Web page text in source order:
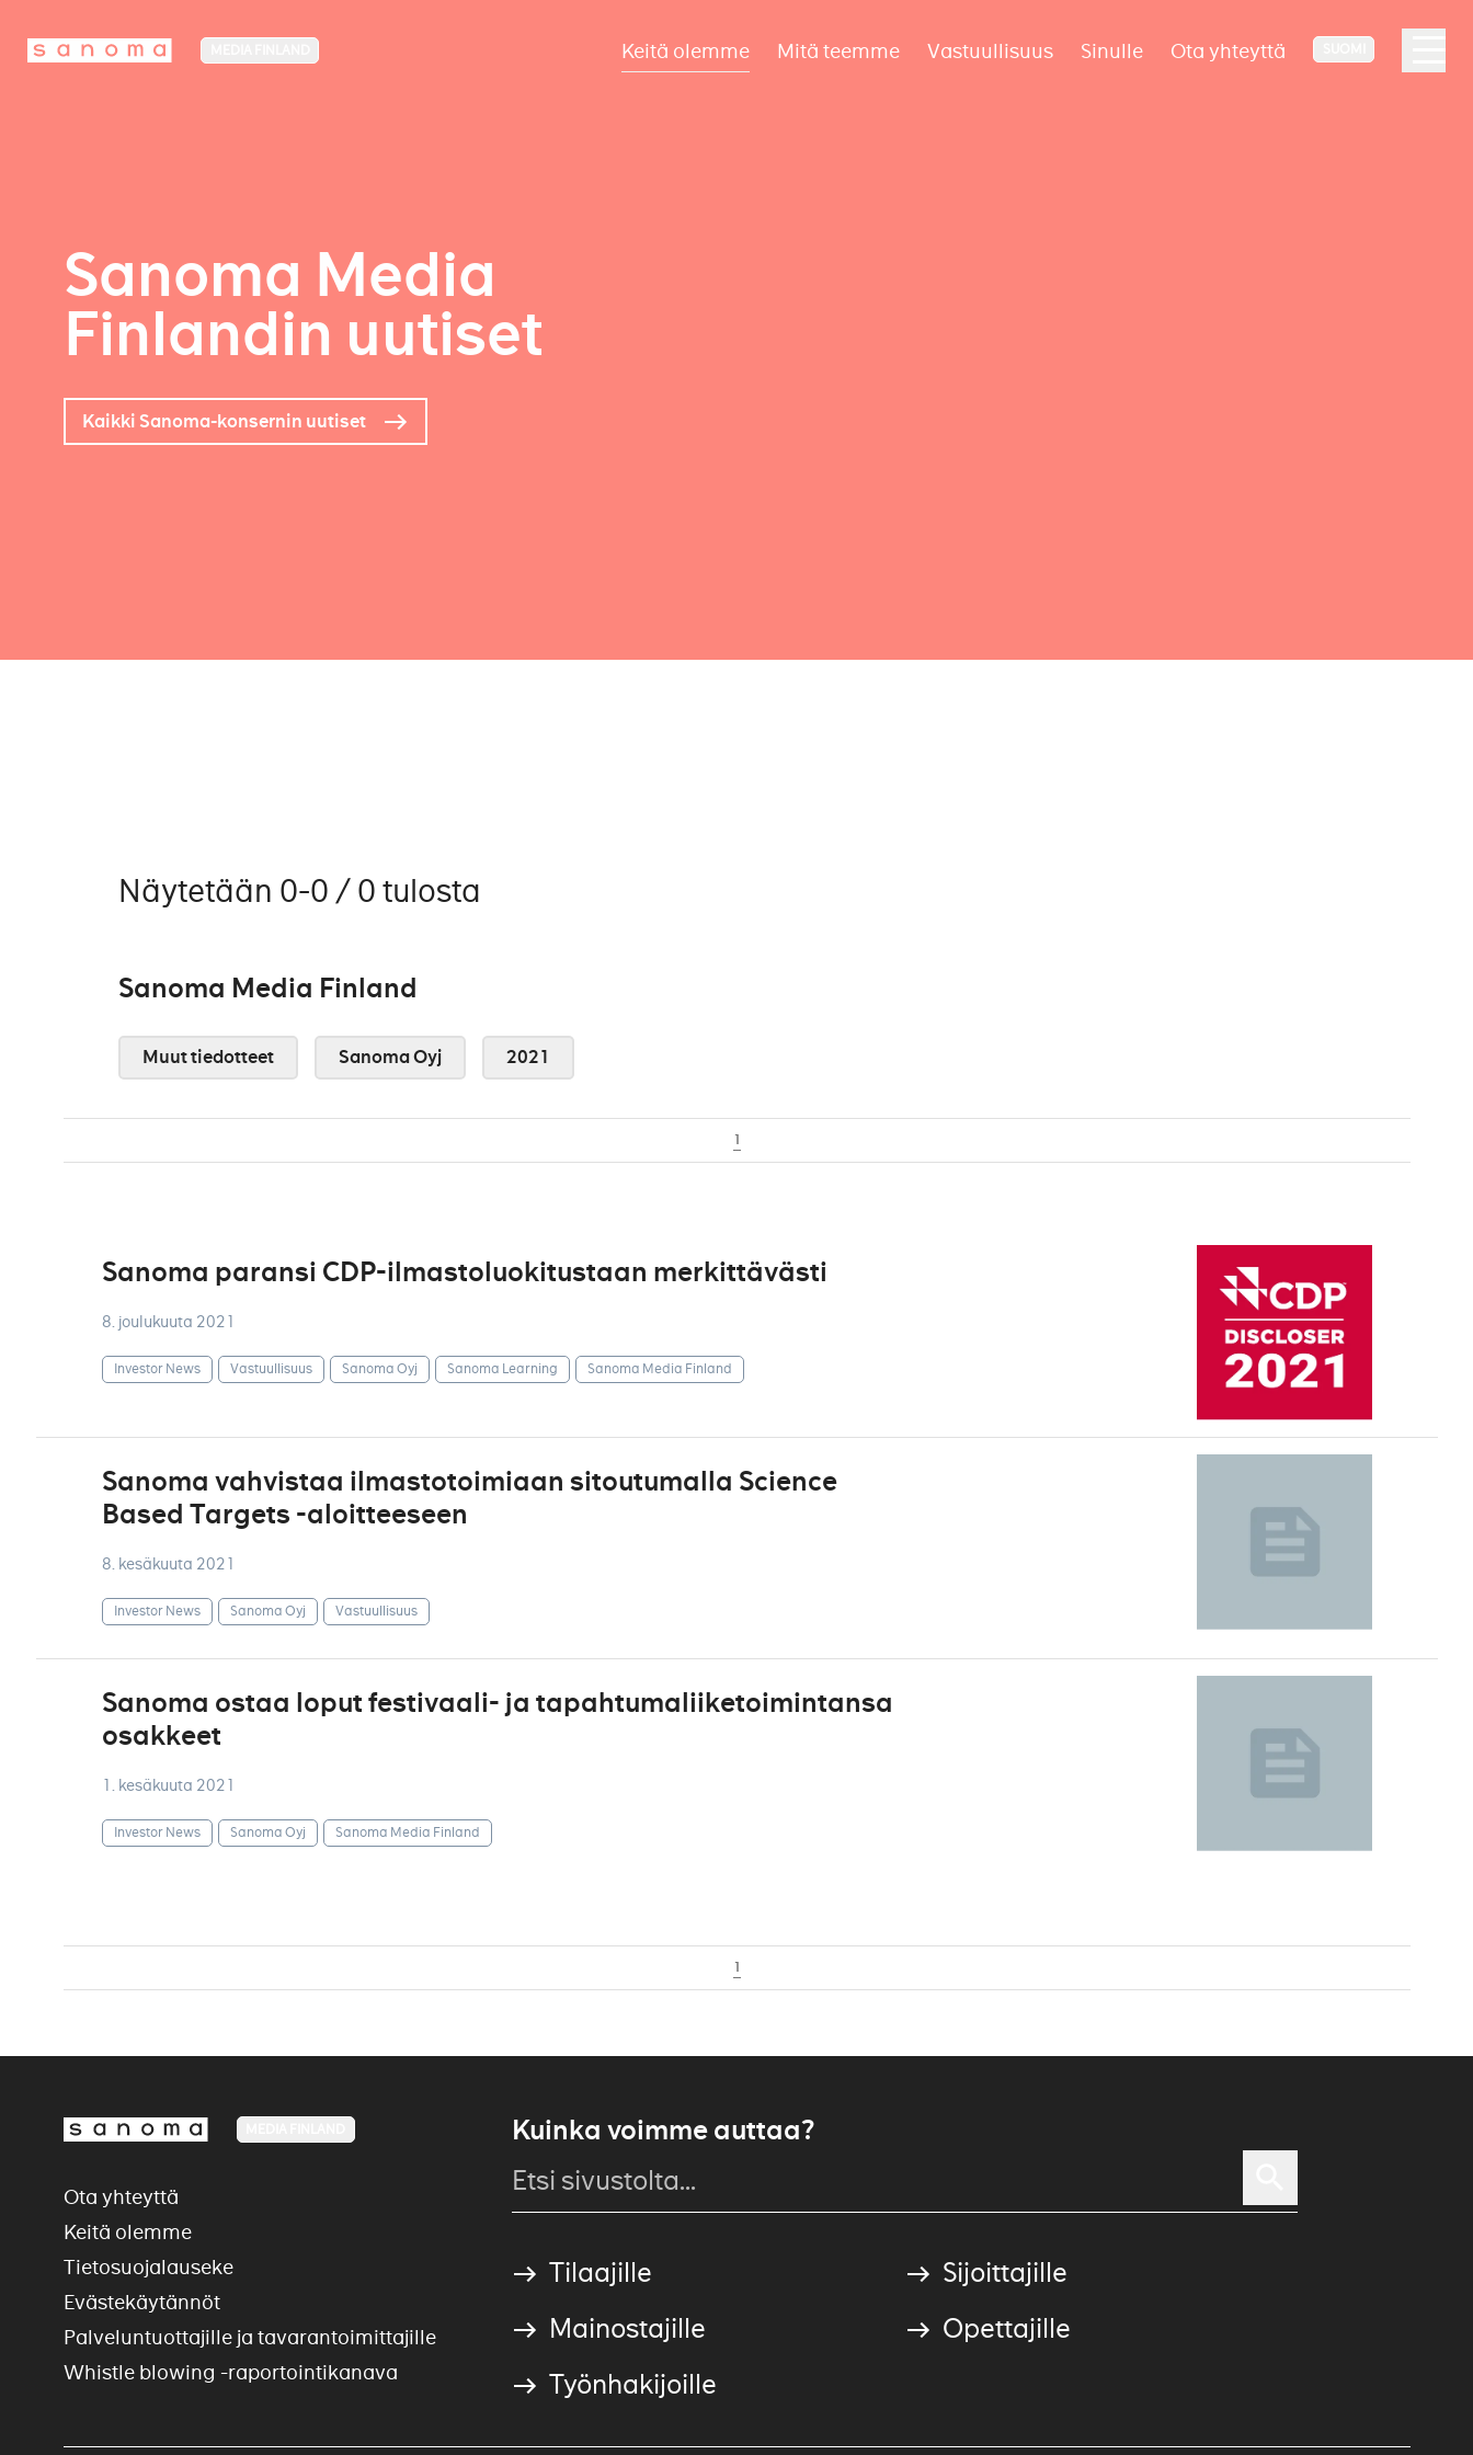
Keitä olemme Mitä teemme Vastuullisuus Sinulle Ota yhteyttä
Sanoma Media
Finlandin uutiset
Kaikki Sanoma-konsernin uutiset
Näytetään 0-0 / 0 tulosta
Sanoma Media Finland
Muut tiedotteet Sanoma Oyj 2021
1
Sanoma paransi CDP-ilmastoluokitustaan merkittävästi
8. joulukuuta 2021
Investor News Vastuullisuus Sanoma Oyj Sanoma Learning Sanoma Media Finland
Sanoma vahvistaa ilmastotoimiaan sitoutumalla Science
Based Targets -aloitteeseen
8. kesäkuuta 2021
Investor News Sanoma Oyj Vastuullisuus
Sanoma ostaa loput festivaali- ja tapahtumaliiketoimintansa
osakkeet
1. kesäkuuta 2021
Investor News Sanoma Oyj Sanoma Media Finland
1
Kuinka voimme auttaa?
Tilaajille
Sijoittajille
Mainostajille
Opettajille
Työnhakijoille
Ota yhteyttä
Keitä olemme
Tietosuojalauseke
Evästekäytännöt
Palveluntuottajille ja tavarantoimittajille
Whistle blowing -raportointikanava